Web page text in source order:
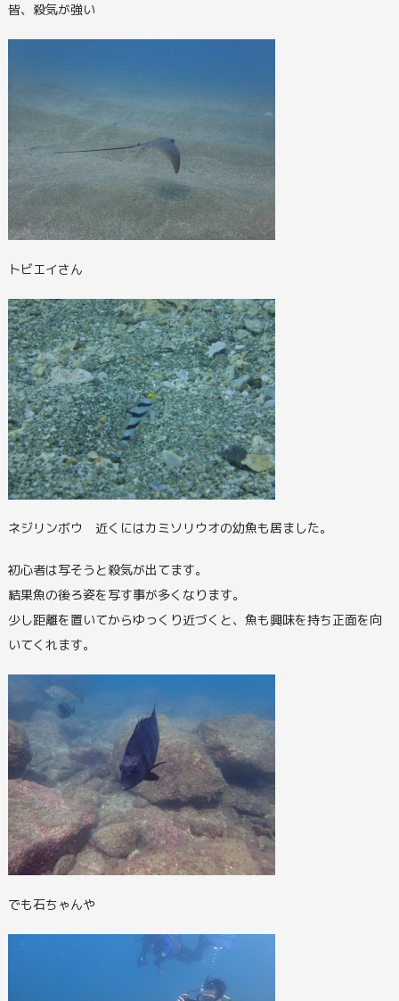
皆、殺気が強い
トビエイさん
ネジリンボウ 近くにはカミソリウオの幼魚も居ました。
初心者は写そうと殺気が出てます。
結果魚の後ろ姿を写す事が多くなります。
少し距離を置いてからゆっくり近づくと、魚も興味を持ち正面を向
いてくれます。
でも石ちゃんや